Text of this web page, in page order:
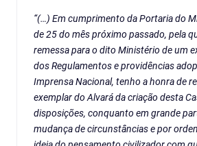
“(…) Em cumprimento da Portaria do
de 25 do mês próximo passado, pela
remessa para o dito Ministério de um
dos Regulamentos e providências
Imprensa Nacional, tenho a honra de
exemplar do Alvará da criação desta
disposições, conquanto em grande
mudança de circunstâncias e por